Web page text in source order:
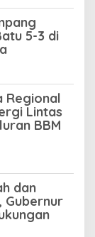
5-3 di
Regional
Lintas
BBM
dan
Gubernur